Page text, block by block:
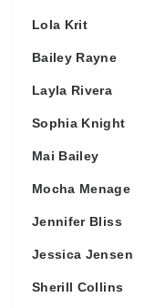
Lola Krit
Bailey Rayne
Layla Rivera
Sophia Knight
Mai Bailey
Mocha Menage
Jennifer Bliss
Jessica Jensen
Sherill Collins